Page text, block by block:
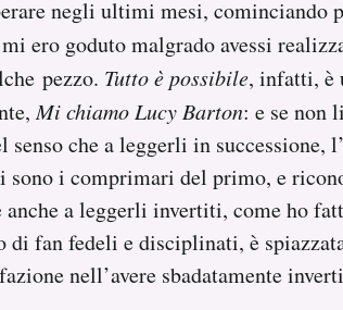
negli ultimi mesi, cominciando
ero goduto malgrado avessi
pezzo. Tutto è possibile, infatti, è
Mi chiamo Lucy Barton: e se non
senso che a leggerli in successione,
sono i comprimari del primo, e
a leggerli invertiti, come ho
di fan fedeli e disciplinati, è
nell’avere sbadatamente